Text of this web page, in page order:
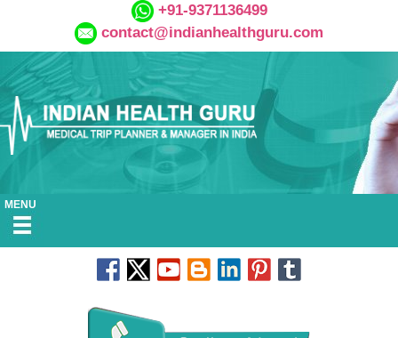
+91-9371136499
contact@indianhealthguru.com
MENU